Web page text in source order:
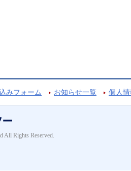
みフォーム お知らせ一覧 個人
All Rights Reserved.